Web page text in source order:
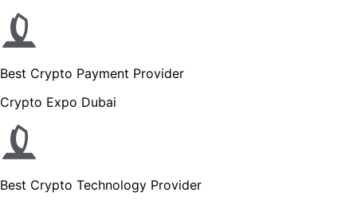
Best Crypto Payment Provider
Crypto Expo Dubai
Best Crypto Technology Provider